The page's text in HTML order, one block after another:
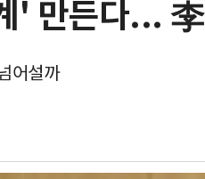
' 만든다...
어설까